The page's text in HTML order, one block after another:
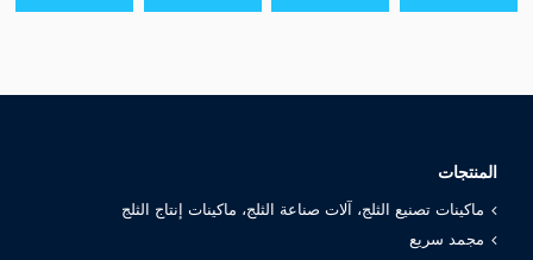
المنتجات
ماكينات تصنيع الثلج، آلات صناعة الثلج، ماكينات إنتاج الثلج
مجمد سريع